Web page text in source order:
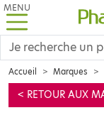
MENU
Accueil Marques
< RETOUR AUX